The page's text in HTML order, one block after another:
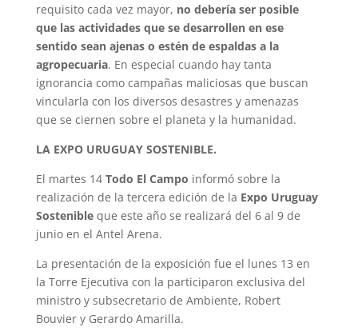
requisito cada vez mayor, no debería ser posible
que las actividades que se desarrollen en ese
sentido sean ajenas o estén de espaldas a la
agropecuaria. En especial cuando hay tanta
ignorancia como campañas maliciosas que buscan
vincularla con los diversos desastres y amenazas
que se ciernen sobre el planeta y la humanidad.
LA EXPO URUGUAY SOSTENIBLE.
El martes 14 Todo El Campo informó sobre la
realización de la tercera edición de la Expo Uruguay
Sostenible que este año se realizará del 6 al 9 de
junio en el Antel Arena.
La presentación de la exposición fue el lunes 13 en
la Torre Ejecutiva con la participaron exclusiva del
ministro y subsecretario de Ambiente, Robert
Bouvier y Gerardo Amarilla.